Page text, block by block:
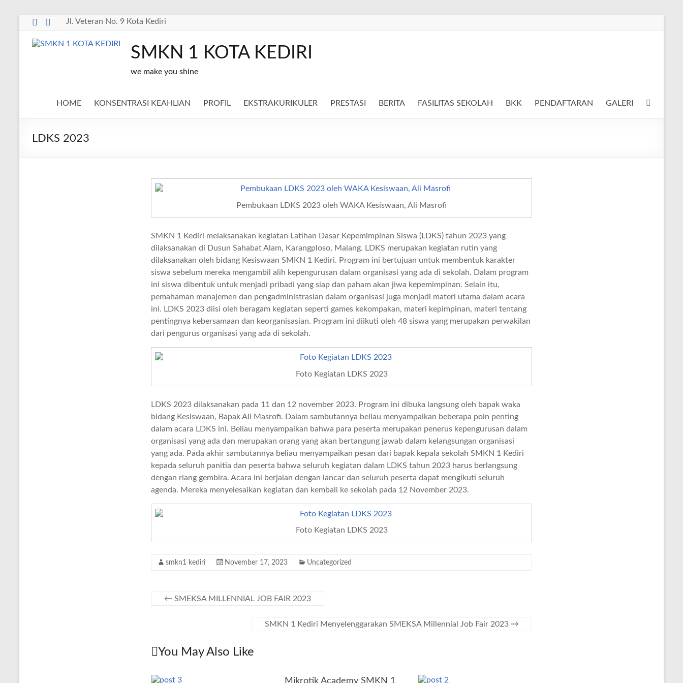
Skip
content
Jl. Veteran No. 9 Kota Kediri
SMKN 1 KOTA KEDIRI
we make you shine
HOME KONSENTRASI KEAHLIAN PROFIL EKSTRAKURIKULER PRESTASI BERITA FASILITAS SEKOLAH BKK PENDAFTARAN GALERI
LDKS 2023
Pembukaan LDKS 2023 oleh WAKA Kesiswaan, Ali Masrofi
SMKN 1 Kediri melaksanakan kegiatan Latihan Dasar Kepemimpinan Siswa (LDKS) tahun 2023 yang
dilaksanakan di Dusun Sahabat Alam, Karangploso, Malang. LDKS merupakan kegiatan rutin yang
dilaksanakan oleh bidang Kesiswaan SMKN 1 Kediri. Program ini bertujuan untuk membentuk karakter
siswa sebelum mereka mengambil alih kepengurusan dalam organisasi yang ada di sekolah. Dalam program
ini siswa dibentuk untuk menjadi pribadi yang siap dan paham akan jiwa kepemimpinan. Selain itu,
pemahaman manajemen dan pengadministrasian dalam organisasi juga menjadi materi utama dalam acara
ini. LDKS 2023 diisi oleh beragam kegiatan seperti games kekompakan, materi kepimpinan, materi tentang
pentingnya kebersamaan dan keorganisasian. Program ini diikuti oleh 48 siswa yang merupakan perwakilan
dari pengurus organisasi yang ada di sekolah.
Foto Kegiatan LDKS 2023
LDKS 2023 dilaksanakan pada 11 dan 12 november 2023. Program ini dibuka langsung oleh bapak waka
bidang Kesiswaan, Bapak Ali Masrofi. Dalam sambutannya beliau menyampaikan beberapa poin penting
dalam acara LDKS ini. Beliau menyampaikan bahwa para peserta merupakan penerus kepengurusan dalam
organisasi yang ada dan merupakan orang yang akan bertangung jawab dalam kelangsungan organisasi
yang ada. Pada akhir sambutannya beliau menyampaikan pesan dari bapak kepala sekolah SMKN 1 Kediri
kepada seluruh panitia dan peserta bahwa seluruh kegiatan dalam LDKS tahun 2023 harus berlangsung
dengan riang gembira. Acara ini berjalan dengan lancar dan seluruh peserta dapat mengikuti seluruh
agenda. Mereka menyelesaikan kegiatan dan kembali ke sekolah pada 12 November 2023.
Foto Kegiatan LDKS 2023
smkn1 kediri November 17, 2023 Uncategorized
← SMEKSA MILLENNIAL JOB FAIR 2023
SMKN 1 Kediri Menyelenggarakan SMEKSA Millennial Job Fair 2023 →
You May Also Like
Mikrotik Academy SMKN 1